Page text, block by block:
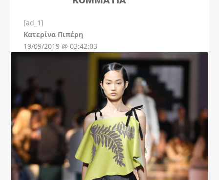
[ad_1]
Kατερίνα Πιπέρη
19/09/2019 @ 03:42:03